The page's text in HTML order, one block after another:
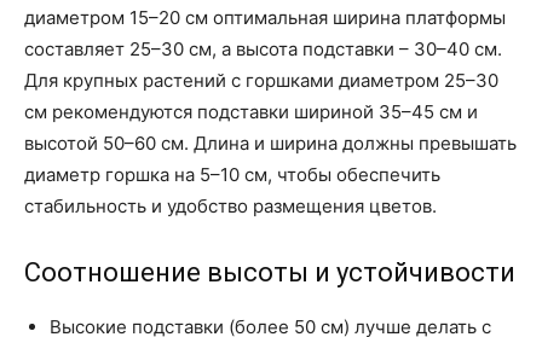
диаметром 15–20 см оптимальная ширина платформы
составляет 25–30 см, а высота подставки – 30–40 см.
Для крупных растений с горшками диаметром 25–30
см рекомендуются подставки шириной 35–45 см и
высотой 50–60 см. Длина и ширина должны превышать
диаметр горшка на 5–10 см, чтобы обеспечить
стабильность и удобство размещения цветов.
Соотношение высоты и устойчивости
Высокие подставки (более 50 см) лучше делать с